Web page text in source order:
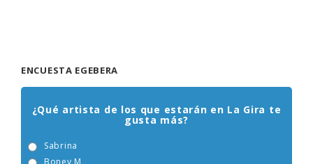
¿Qué artista de los que estarán en La Gira te
gusta más?